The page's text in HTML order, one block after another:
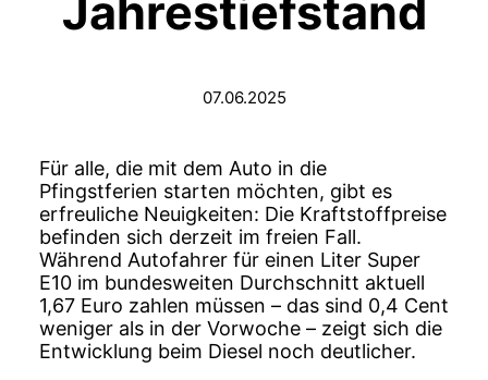
Jahrestiefstand
07.06.2025
Für alle, die mit dem Auto in die
Pfingstferien starten möchten, gibt es
erfreuliche Neuigkeiten: Die Kraftstoffpreise
befinden sich derzeit im freien Fall.
Während Autofahrer für einen Liter Super
E10 im bundesweiten Durchschnitt aktuell
1,67 Euro zahlen müssen – das sind 0,4 Cent
weniger als in der Vorwoche – zeigt sich die
Entwicklung beim Diesel noch deutlicher.